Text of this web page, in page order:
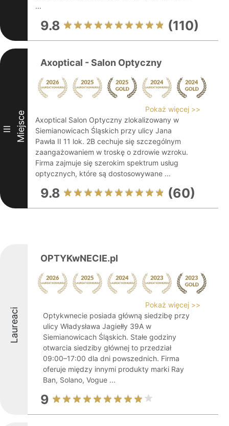
...
9.8 (110)
III Miejsce
Axoptical - Salon Optyczny
Pokaż więcej >>
Axoptical Salon Optyczny zlokalizowany w
Siemianowicach Śląskich przy ulicy Jana
Pawła II 11 lok. 2B cechuje się szczególnym
zaangażowaniem w troskę o zdrowie wzroku.
Firma zajmuje się szerokim spektrum usług
optycznych, które są dostosowywane ...
9.8 (60)
Laureaci
OPTYKwNECIE.pl
Pokaż więcej >>
Optykwnecie posiada główną siedzibę przy
ulicy Władysława Jagiełły 39A w
Siemianowicach Śląskich. Stałe godziny
otwarcia siedziby głównej to przedział
09:00–17:00 dla dni powszednich. Firma
oferuje między innymi produkty marki Ray
Ban, Solano, Vogue ...
9